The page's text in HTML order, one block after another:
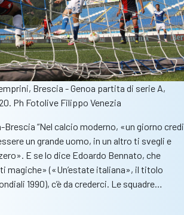
Brescia - Genoa partita di serie A,
Ph Fotolive Filippo Venezia
Brescia “Nel calcio moderno, «un giorno credi
un grande uomo, in un altro ti svegli e
E se lo dice Edoardo Bennato, che
magiche» («Un’estate italiana», il titolo
1990), c’è da crederci. Le squadre…